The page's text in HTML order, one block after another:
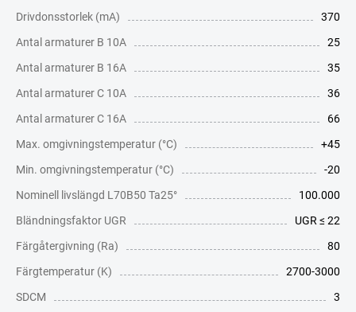
Drivdonsstorlek (mA)
370
Antal armaturer B 10A
25
Antal armaturer B 16A
35
Antal armaturer C 10A
36
Antal armaturer C 16A
66
Max. omgivningstemperatur (°C)
+45
Min. omgivningstemperatur (°C)
-20
Nominell livslängd L70B50 Ta25°
100.000
Bländningsfaktor UGR
UGR ≤ 22
Färgåtergivning (Ra)
80
Färgtemperatur (K)
2700-3000
SDCM
3